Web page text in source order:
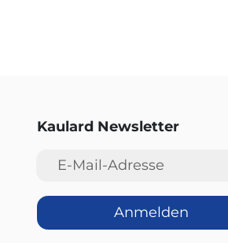
Kaulard Newsletter
E-Mail-Adresse
Anmelden